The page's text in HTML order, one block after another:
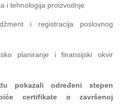
i tehnologija proizvodnje
i registracija poslovnog
planiranje i finansijski okvir
pokazali određeni stepen
certifikate o završenoj